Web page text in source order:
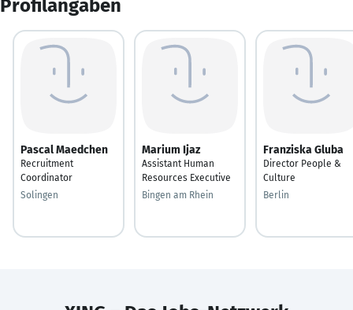
Profilangaben
Pascal Maedchen
Recruitment
Coordinator
Solingen
Marium Ijaz
Assistant Human
Resources Executive
Bingen am Rhein
Franziska Gluba
Director People &
Culture
Berlin